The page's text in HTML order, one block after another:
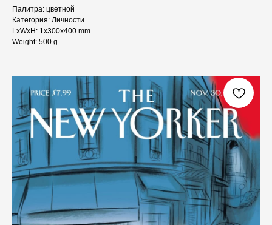
Палитра: цветной
Категория: Личности
LxWxH: 1x300x400 mm
Weight: 500 g